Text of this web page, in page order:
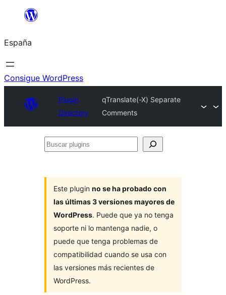
Saltar
contenido
España
Consigue WordPress
Plugin
Directory
qTranslate(-X) Separate
Comments
Buscar
Este plugin no se ha probado con
las últimas 3 versiones mayores de
WordPress. Puede que ya no tenga
soporte ni lo mantenga nadie, o
puede que tenga problemas de
compatibilidad cuando se usa con
las versiones más recientes de
WordPress.